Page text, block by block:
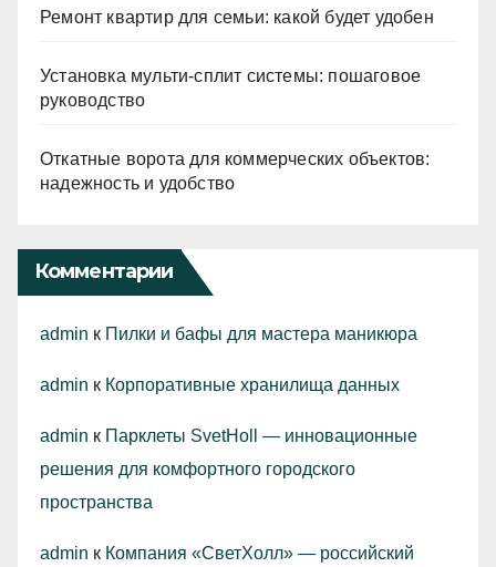
Ремонт квартир для семьи: какой будет удобен
Установка мульти-сплит системы: пошаговое
руководство
Откатные ворота для коммерческих объектов:
надежность и удобство
Комментарии
admin к Пилки и бафы для мастера маникюра
admin к Корпоративные хранилища данных
admin к Парклеты SvetHoll — инновационные
решения для комфортного городского
пространства
admin к Компания «СветХолл» — российский